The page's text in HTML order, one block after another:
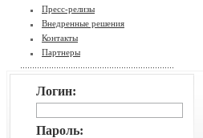
Пресс-релизы
Внедренные решения
Контакты
Партнеры
Логин:
Пароль: